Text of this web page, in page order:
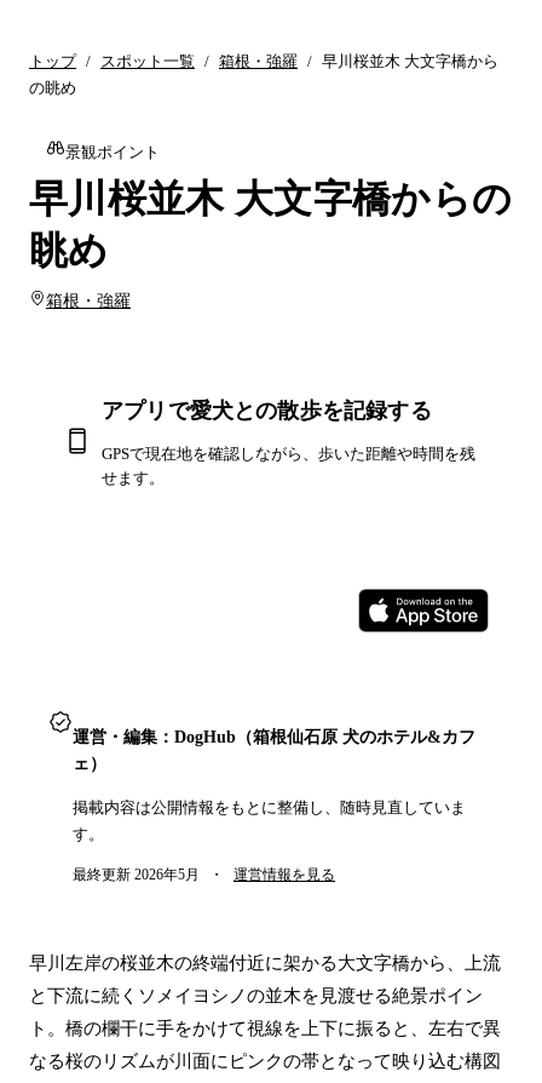
トップ / スポット一覧 / 箱根・強羅 / 早川桜並木 大文字橋から
の眺め
景観ポイント
早川桜並木 大文字橋からの
眺め
箱根・強羅
アプリで愛犬との散歩を記録する
GPSで現在地を確認しながら、歩いた距離や時間を残
せます。
運営・編集：DogHub（箱根仙石原 犬のホテル&カフ
ェ）
掲載内容は公開情報をもとに整備し、随時見直していま
す。
最終更新 2026年5月 ・ 運営情報を見る
早川左岸の桜並木の終端付近に架かる大文字橋から、上流
と下流に続くソメイヨシノの並木を見渡せる絶景ポイン
ト。橋の欄干に手をかけて視線を上下に振ると、左右で異
なる桜のリズムが川面にピンクの帯となって映り込む構図